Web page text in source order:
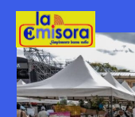
contenido